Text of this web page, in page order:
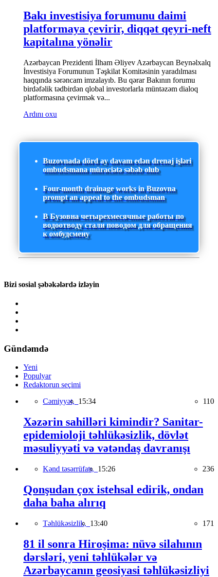
Bakı investisiya forumunu daimi
platformaya çevirir, diqqət qeyri-neft
kapitalına yönəlir
Azərbaycan Prezidenti İlham Əliyev Azərbaycan Beynəlxalq
İnvestisiya Forumunun Təşkilat Komitəsinin yaradılması
haqqında sərəncam imzalayıb. Bu qərar Bakının forumu
birdəfəlik tədbirdən qlobal investorlarla müntəzəm dialoq
platformasına çevirmək və...
Ardını oxu
Buzovnada dörd ay davam edən drenaj işləri
ombudsmana müraciətə səbəb olub
Four-month drainage works in Buzovna
prompt an appeal to the ombudsman
В Бузовна четырехмесячные работы по
водоотводу стали поводом для обращения
к омбудсмену
Bizi sosial şəbəkələrdə izləyin
Gündəmdə
Yeni
Populyar
Redaktorun seçimi
Cəmiyyət, 15:34 110
Xəzərin sahilləri kimindir? Sanitar-
epidemioloji təhlükəsizlik, dövlət
məsuliyyəti və vətəndaş davranışı
Kənd təsərrüfatı, 15:26 236
Qonşudan çox istehsal edirik, ondan
daha baha alırıq
Təhlükəsizlik, 13:40 171
81 il sonra Hiroşima: nüvə silahının
dərsləri, yeni təhlükələr və
Azərbaycanın geosiyasi təhlükəsizliyi